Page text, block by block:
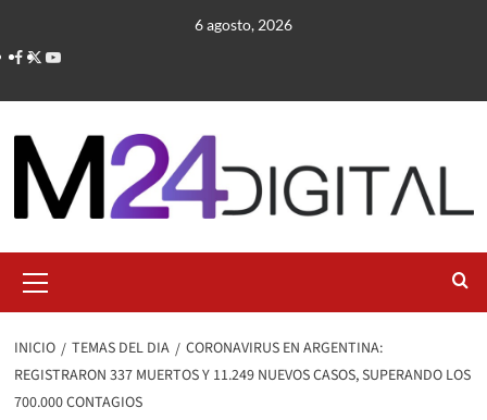
contenido
6 agosto, 2026
primario
INICIO TEMAS DEL DIA
CORONAVIRUS EN ARGENTINA:
REGISTRARON 337 MUERTOS Y 11.249 NUEVOS CASOS, SUPERANDO LOS
700.000 CONTAGIOS